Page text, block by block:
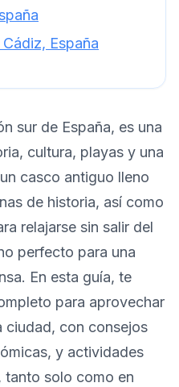
España
sur de España, es una
cultura, playas y una
casco antiguo lleno
de historia, así como
relajarse sin salir del
perfecto para una
En esta guía, te
para aprovechar
ciudad, con consejos
y actividades
tanto solo como en